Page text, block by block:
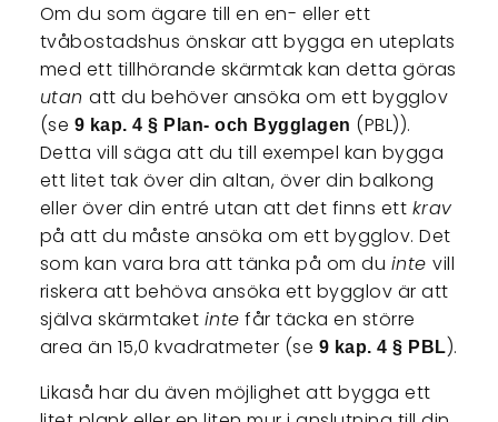
Om du som ägare till en en- eller ett
tvåbostadshus önskar att bygga en uteplats
med ett tillhörande skärmtak kan detta göras
utanatt du behöver ansöka om ett bygglov
(se 9 kap. 4 § Plan- och Bygglagen (PBL)).
Detta vill säga att du till exempel kan bygga
ett litet tak över din altan, över din balkong
eller över din entré utan att det finns ett krav
på att du måste ansöka om ett bygglov. Det
som kan vara bra att tänka på om du intevill
riskera att behöva ansöka ett bygglov är att
själva skärmtaket inte får täcka en större
area än 15,0 kvadratmeter (se 9 kap. 4 § PBL).
Likaså har du även möjlighet att bygga ett